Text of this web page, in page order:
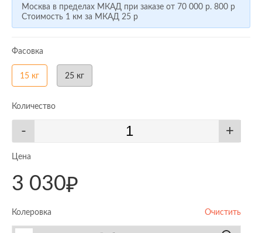
Москва в пределах МКАД при заказе от 70 000 р. 800 р
Стоимость 1 км за МКАД 25 р
Фасовка
15 кг 25 кг
Количество
- +
Цена
3 030₽
Колеровка Очистить